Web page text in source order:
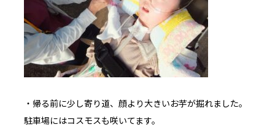
・帰る前に少し寄り道、顔より大きいお芋が掘れました。
駐車場にはコスモスも咲いてます。